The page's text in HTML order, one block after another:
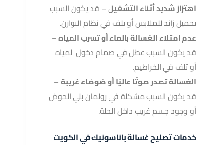
اهتزاز شديد أثناء التشغيل– قد يكون السبب
تحميل زائد للملابس أو تلف في نظام التوازن.
عدم امتلاء الغسالة بالماء أو تسرب المياه–
قد يكون السبب عطل في صمام دخول المياه
أو تلف في الخراطيم.
الغسالة تصدر صوتًا عاليًا أو ضوضاء غريبة–
قد يكون السبب مشكلة في رولمان بلي الحوض
أو وجود جسم غريب داخل الحلة.
خدمات تصليح غسالة باناسونيك في الكويت